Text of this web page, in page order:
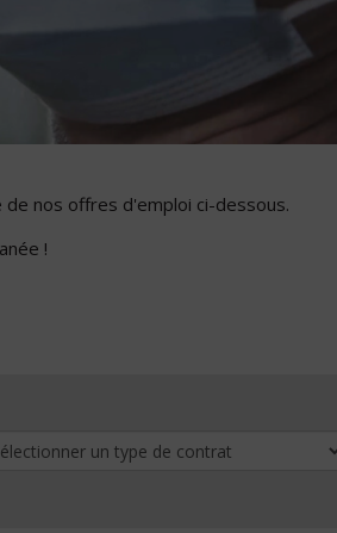
nos offres d'emploi ci-dessous.
!